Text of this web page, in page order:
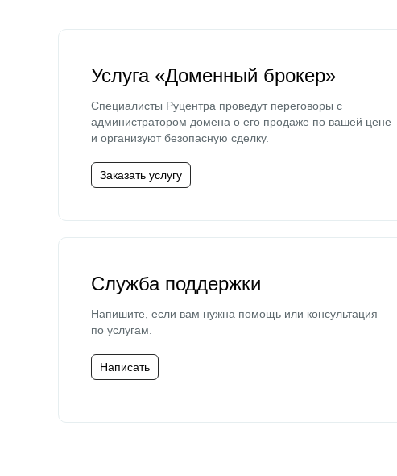
Услуга «Доменный брокер»
Специалисты Руцентра проведут переговоры с
администратором домена о его продаже по вашей цене
и организуют безопасную сделку.
Заказать услугу
Служба поддержки
Напишите, если вам нужна помощь или консультация
по услугам.
Написать